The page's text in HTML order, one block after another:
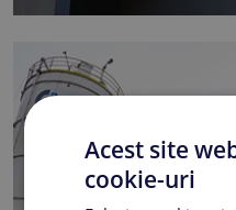
Acest site
cookie-uri